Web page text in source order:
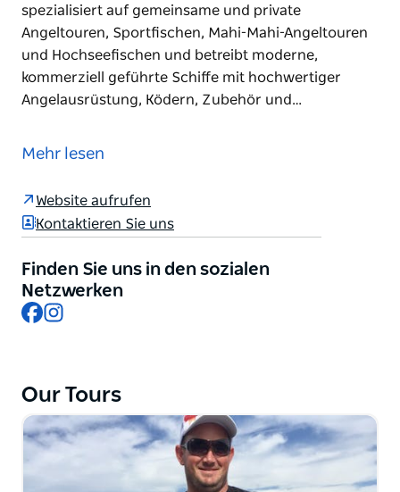
spezialisiert auf gemeinsame und private
Angeltouren, Sportfischen, Mahi-Mahi-Angeltouren
und Hochseefischen und betreibt moderne,
kommerziell geführte Schiffe mit hochwertiger
Angelausrüstung, Ködern, Zubehör und…
von Hochseeangeltouren in Sydney und bietet
Firmengruppen an. Das Unternehmen ist
spezialisiert auf gemeinsame und private
und Hochseefischen und betreibt moderne,
kommerziell geführte Schiffe mit hochwertiger
Angelausrüstung, Ködern, Zubehör und
Angelreviere Sydneys, wo sie auf Arten wie
Schnapper, Königsmakrele, Plattkopf, Bonito,
Thunfisch, Morwong, Lachs und Mahi-Mahi angeln.
Dank der günstigen Lage in der Nähe des Bahnhofs
Cronulla und des Flughafens Sydney bietet Sydney
Mehr lesen
Website aufrufen
Kontaktieren Sie uns
Finden Sie uns in den sozialen
Netzwerken
Facebook
Our Tours